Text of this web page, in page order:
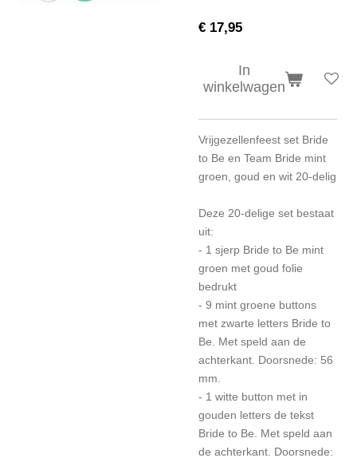
€ 17,95
In
winkelwagen
Vrijgezellenfeest set Bride
to Be en Team Bride mint
groen, goud en wit 20-delig
Deze 20-delige set bestaat
uit:
- 1 sjerp Bride to Be mint
groen met goud folie
bedrukt
- 9 mint groene buttons
met zwarte letters Bride to
Be. Met speld aan de
achterkant. Doorsnede: 56
mm.
- 1 witte button met in
gouden letters de tekst
Bride to Be. Met speld aan
de achterkant. Doorsnede: